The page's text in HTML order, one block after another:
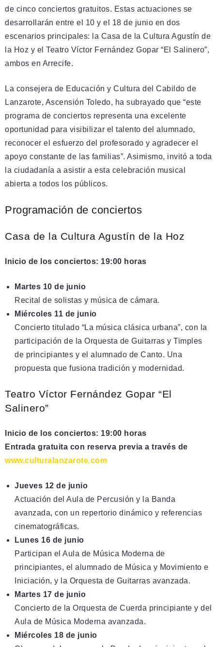
de cinco conciertos gratuitos. Estas actuaciones se
desarrollarán entre el 10 y el 18 de junio en dos
escenarios principales: la Casa de la Cultura Agustín de
la Hoz y el Teatro Víctor Fernández Gopar “El Salinero”,
ambos en Arrecife.
La consejera de Educación y Cultura del Cabildo de
Lanzarote, Ascensión Toledo, ha subrayado que “este
programa de conciertos representa una excelente
oportunidad para visibilizar el talento del alumnado,
reconocer el esfuerzo del profesorado y agradecer el
apoyo constante de las familias”. Asimismo, invitó a toda
la ciudadanía a asistir a esta celebración musical
abierta a todos los públicos.
Programación de conciertos
Casa de la Cultura Agustín de la Hoz
Inicio de los conciertos: 19:00 horas
Martes 10 de junio
Recital de solistas y música de cámara.
Miércoles 11 de junio
Concierto titulado “La música clásica urbana”, con la
participación de la Orquesta de Guitarras y Timples
de principiantes y el alumnado de Canto. Una
propuesta que fusiona tradición y modernidad.
Teatro Víctor Fernández Gopar “El
Salinero”
Inicio de los conciertos: 19:00 horas
Entrada gratuita con reserva previa a través de
www.culturalanzarote.com
Jueves 12 de junio
Actuación del Aula de Percusión y la Banda
avanzada, con un repertorio dinámico y referencias
cinematográficas.
Lunes 16 de junio
Participan el Aula de Música Moderna de
principiantes, el alumnado de Música y Movimiento e
Iniciación, y la Orquesta de Guitarras avanzada.
Martes 17 de junio
Concierto de la Orquesta de Cuerda principiante y del
Aula de Música Moderna avanzada.
Miércoles 18 de junio